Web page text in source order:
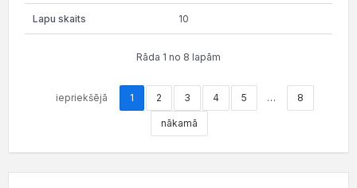
10
Rāda 1 no 8 lapām
iepriekšējā 1 2 3 4 5 … 8
nākamā